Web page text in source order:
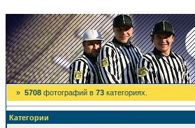
» 5708 фотографий в 73 категориях.
Категории